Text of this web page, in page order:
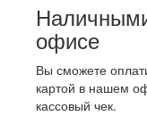
офисе
Вы сможете
картой в нашем
кассовый чек.